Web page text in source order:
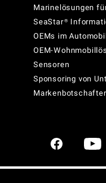
Marinelösungen
SeaStar®
OEMs im
OEM-
Sensoren
Sponsoring von
Markenbotschafter